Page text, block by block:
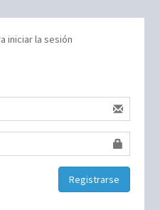
iniciar la sesión
Registrarse